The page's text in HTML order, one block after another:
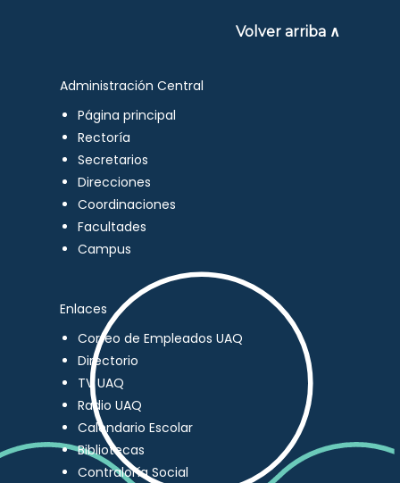
Volver arriba ∧
Administración Central
Página principal
Rectoría
Secretarios
Direcciones
Coordinaciones
Facultades
Campus
Enlaces
Correo de Empleados UAQ
Directorio
TV UAQ
Radio UAQ
Calendario Escolar
Bibliotecas
Contraloría Social